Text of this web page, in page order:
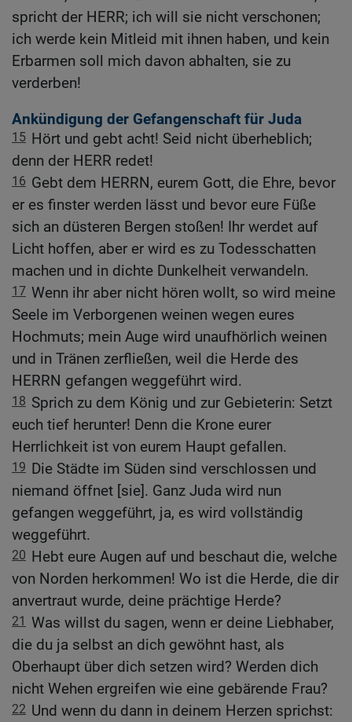
spricht der HERR; ich will sie nicht verschonen;
ich werde kein Mitleid mit ihnen haben, und kein
Erbarmen soll mich davon abhalten, sie zu
verderben!
Ankündigung der Gefangenschaft für Juda
15 Hört und gebt acht! Seid nicht überheblich;
denn der HERR redet!
16 Gebt dem HERRN, eurem Gott, die Ehre, bevor
er es finster werden lässt und bevor eure Füße
sich an düsteren Bergen stoßen! Ihr werdet auf
Licht hoffen, aber er wird es zu Todesschatten
machen und in dichte Dunkelheit verwandeln.
17 Wenn ihr aber nicht hören wollt, so wird meine
Seele im Verborgenen weinen wegen eures
Hochmuts; mein Auge wird unaufhörlich weinen
und in Tränen zerfließen, weil die Herde des
HERRN gefangen weggeführt wird.
18 Sprich zu dem König und zur Gebieterin: Setzt
euch tief herunter! Denn die Krone eurer
Herrlichkeit ist von eurem Haupt gefallen.
19 Die Städte im Süden sind verschlossen und
niemand öffnet [sie]. Ganz Juda wird nun
gefangen weggeführt, ja, es wird vollständig
weggeführt.
20 Hebt eure Augen auf und beschaut die, welche
von Norden herkommen! Wo ist die Herde, die dir
anvertraut wurde, deine prächtige Herde?
21 Was willst du sagen, wenn er deine Liebhaber,
die du ja selbst an dich gewöhnt hast, als
Oberhaupt über dich setzen wird? Werden dich
nicht Wehen ergreifen wie eine gebärende Frau?
22 Und wenn du dann in deinem Herzen sprichst: